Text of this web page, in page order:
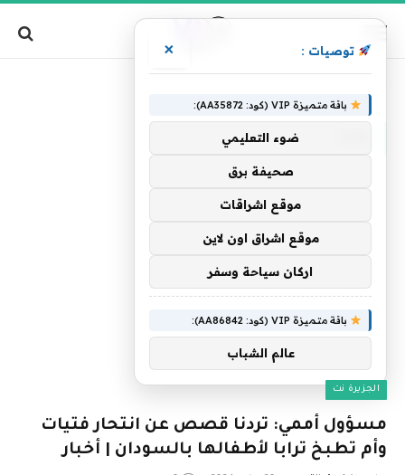
الجزيرة نت
مسؤول أممي: تردنا قصص عن انتحار فتيات
وأم تطبخ ترابا لأطفالها بالسودان | أخبار
توصيات : ×
باقة متميزة VIP (كود: AA35872):
ضوء التعليمي
صحيفة برق
موقع اشراقات
موقع اشراق اون لاين
اركان سياحة وسفر
باقة متميزة VIP (كود: AA86842):
عالم الشباب